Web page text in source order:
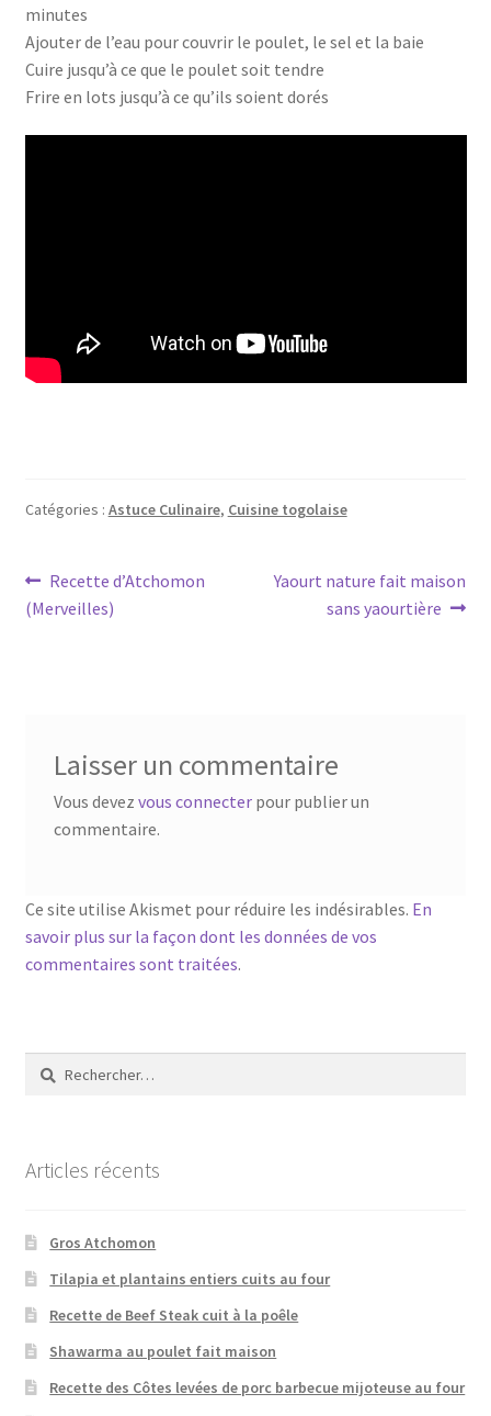
minutes
Ajouter de l’eau pour couvrir le poulet, le sel et la baie
Cuire jusqu’à ce que le poulet soit tendre
Frire en lots jusqu’à ce qu’ils soient dorés
Catégories : Astuce Culinaire, Cuisine togolaise
Navigation
de
Article
précédent :
Recette d’Atchomon
(Merveilles)
Article
suivant :
Yaourt nature fait maison
sans yaourtière
Laisser un commentaire
Vous devez vous connecterpour publier un
commentaire.
Ce site utilise Akismet pour réduire les indésirables. En
savoir plus sur la façon dont les données de vos
commentaires sont traitées.
Rechercher :
Articles récents
Gros Atchomon
Tilapia et plantains entiers cuits au four
Recette de Beef Steak cuit à la poêle
Shawarma au poulet fait maison
Recette des Côtes levées de porc barbecue mijoteuse au four